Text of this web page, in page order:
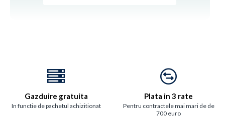
Gazduire gratuita
In functie de pachetul achizitionat
Plata in 3 rate
Pentru contractele mai mari de de
700 euro